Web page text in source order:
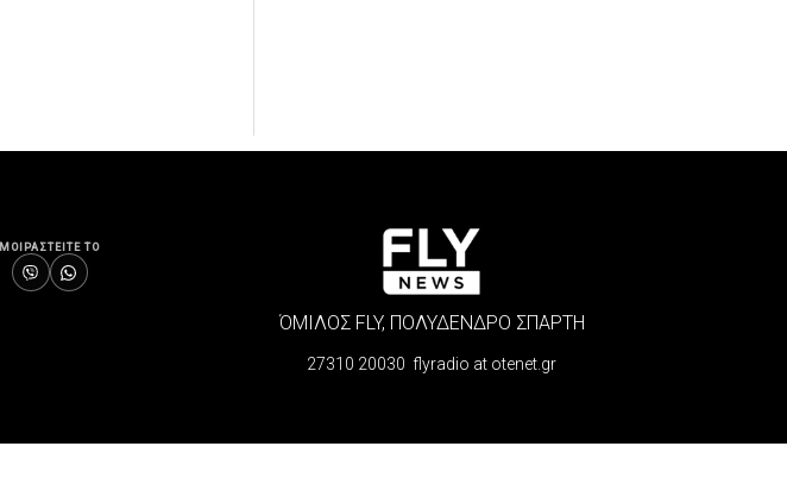
ΜΟΙΡΑΣΤΕΙΤΕ ΤΟ
ΌΜΙΛΟΣ FLY, ΠΟΛΥΔΕΝΔΡΟ ΣΠΑΡΤΗ
27310 20030 flyradio at otenet.gr